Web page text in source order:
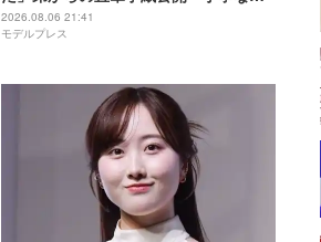
字」「読みやすい」と反響
2026.08.06 21:41
モデルプレス